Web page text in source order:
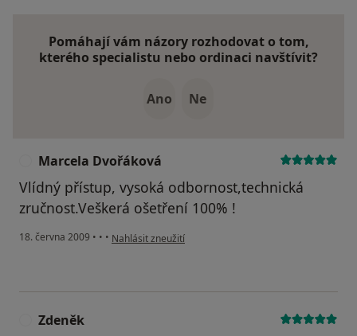
Pomáhají vám názory rozhodovat o tom,
kterého specialistu nebo ordinaci navštívit?
Ano Ne
Marcela Dvořáková
Vlídný přístup, vysoká odbornost,technická
zručnost.Veškerá ošetření 100% !
18. června 2009 • • • podle názoru uživatele Marcela Dvořáková
Nahlásit zneužití
Zdeněk